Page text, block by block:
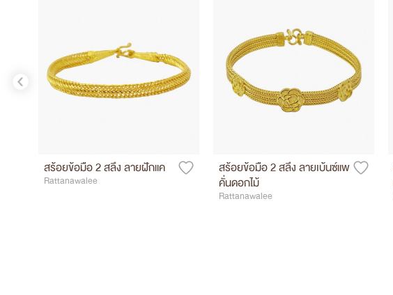
สร้อยข้อมือ 2 สลึง ลายฝักแค
Rattanawalee
สร้อยข้อมือ 2 สลึง ลายเบ้นซ์แพ
คั่นดอกไม้
Rattanawalee